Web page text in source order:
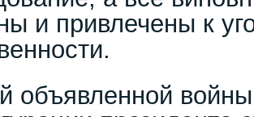
и привлечены к
объявленной